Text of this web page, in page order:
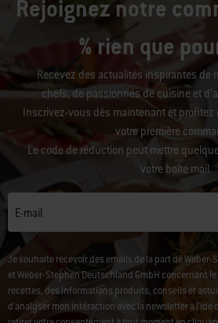
Rejoignez notre
% rien que
Recevez des actualités inspirantes de
chefs, de passionnés de cuisine et
Inscrivez-vous dès maintenant et profitez
votre première
Le code de réduction peut mettre
votre boîte mail.
E-mail
Je souhaite recevoir des emails de la part de Weber-
et Weber-Stephen Deutschland GmbH concernant
recettes, des informations produits, conseils et